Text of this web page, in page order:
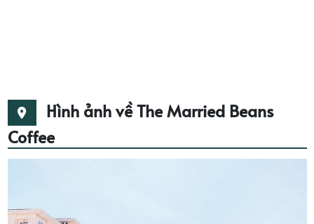
Hình ảnh về The Married Beans
Coffee